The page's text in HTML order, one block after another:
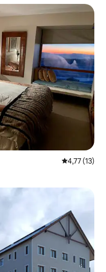
4,77 de uma
4,77 (13)